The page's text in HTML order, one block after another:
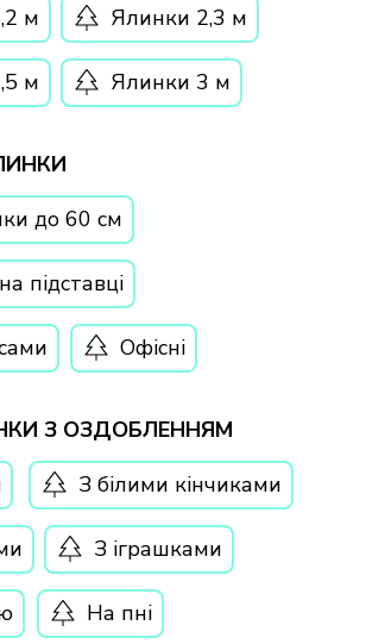
Ялинки 3 м
м
Ялинки 2,3 м
м
Офісні
З іграшками
На пні
підставці
З білими кінчиками
до 60 см
З ОЗДОБЛЕННЯМ